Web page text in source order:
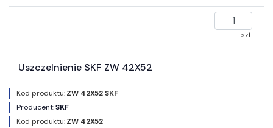
szt.
Uszczelnienie SKF ZW 42X52
Kod produktu:ZW 42X52 SKF
Producent:SKF
Kod produktu:ZW 42X52